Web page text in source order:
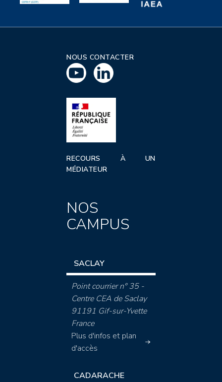
NOUS CONTACTER
RECOURS À UN
MÉDIATEUR
NOS
CAMPUS
SACLAY
Point courrier n° 35 -
Centre CEA de Saclay
91191 Gif-sur-Yvette
France
Plus d'infos et plan
d'accès
CADARACHE